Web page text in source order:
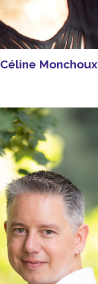
Céline Monchoux